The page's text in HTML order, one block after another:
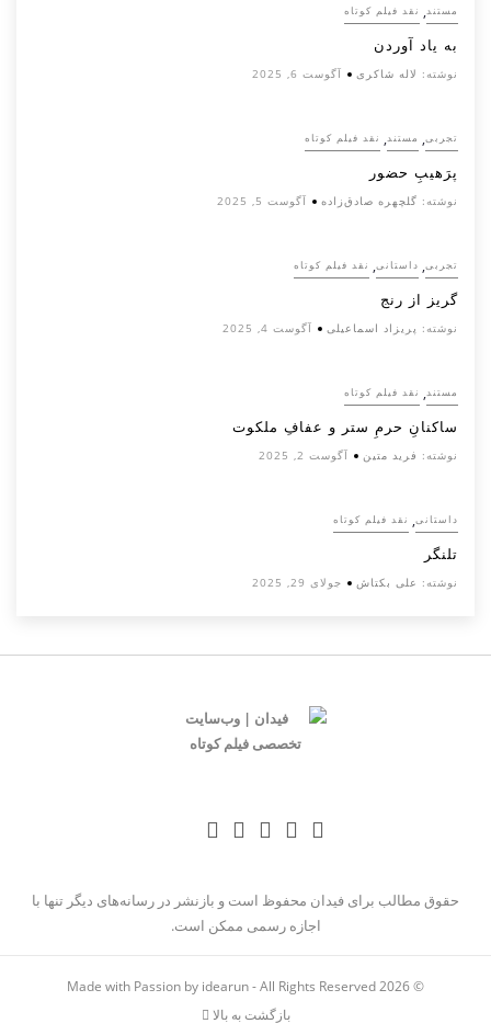
مستند, نقد فیلم کوتاه
به یاد آوردن
نوشته: لاله شاکری آگوست 6, 2025
تجربی, مستند, نقد فیلم کوتاه
پرَهیب‌ِ حضور
نوشته: گلچهره صادق‌زاده آگوست 5, 2025
تجربی, داستانی, نقد فیلم کوتاه
گریز از رنج
نوشته: پریزاد اسماعیلی آگوست 4, 2025
مستند, نقد فیلم کوتاه
ساکنانِ حرمِ ستر و عفافِ ملکوت
نوشته: فرید متین آگوست 2, 2025
داستانی, نقد فیلم کوتاه
تلنگر
نوشته: علی بکتاش جولای 29, 2025
حقوق مطالب برای فیدان محفوظ است و بازنشر در رسانه‌های دیگر تنها با
اجازه رسمی ممکن است.
© 2026
Made with Passion by idearun- All Rights Reserved
بازگشت به بالا